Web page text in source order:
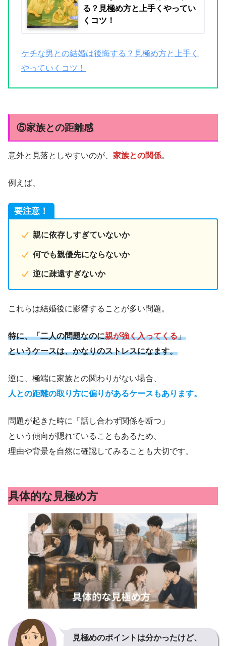
る？見極め方と上手くやってい
くコツ！
ケチな男との結婚は後悔する？見極め方と上手く
やっていくコツ！
⑤家族との距離感
意外と見落としやすいのが、 家族との関係。
例えば、
要注意！
親に依存しすぎていないか
何でも親優先にならないか
逆に疎遠すぎないか
これらは結婚後に影響することが多い問題。
特に、「二人の問題なのに親が強く入ってくる」
というケースは、かなりのストレスになます。
逆に、極端に家族との関わりがない場合、
人との距離の取り方に偏りがあるケースもあります。
問題が起きた時に「話し合わず関係を断つ」
という傾向が隠れていることもあるため、
理由や背景を自然に確認してみることも大切です。
具体的な見極め方
見極めのポイントは分かったけど、